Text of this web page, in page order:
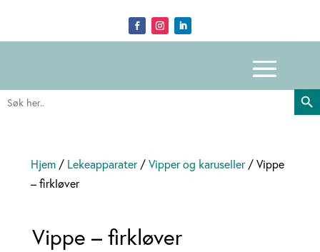
Search
for:
Search
Hjem/ Lekeapparater/Vipper og karuseller/ Vippe
– firkløver
Vippe – firkløver